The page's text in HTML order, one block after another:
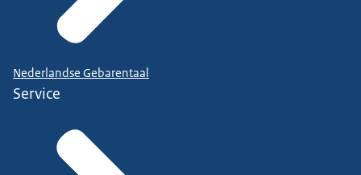
Nederlandse Gebarentaal
Service